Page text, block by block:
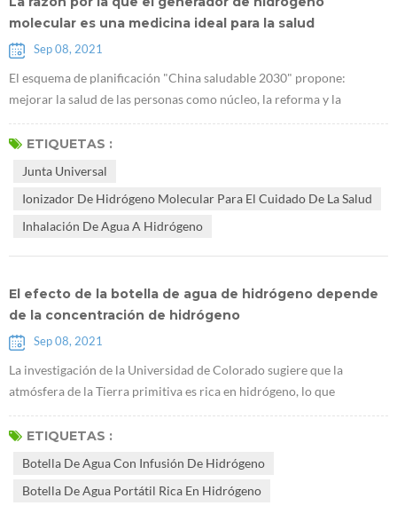
molecular es una medicina ideal para la salud
Sep 08, 2021
El esquema de planificación "China saludable 2030" propone:
mejorar la salud de las personas como núcleo, la reforma y la
innovación de los mecanismos institucionales como fuerza motriz, y
centrarse en popularizar la vida sana, optimizar los servicios de salud,
naci...
ETIQUETAS :
Junta Universal
Ionizador De Hidrógeno Molecular Para El Cuidado De La Salud
Inhalación De Agua A Hidrógeno
El efecto de la botella de agua de hidrógeno depende
de la concentración de hidrógeno
Sep 08, 2021
La investigación de la Universidad de Colorado sugiere que la
atmósfera de la Tierra primitiva es rica en hidrógeno, lo que
promueve el origen de la vida "Un estudio de CU muestra que la
atmósfera de la Tierra primitiva es rica en hidrógeno, favorable para
infusión de ...
ETIQUETAS :
Botella De Agua Con Infusión De Hidrógeno
Botella De Agua Portátil Rica En Hidrógeno